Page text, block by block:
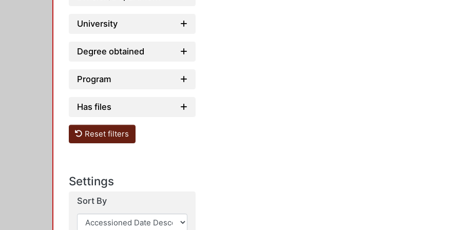
University
Degree obtained
Program
Has files
Reset filters
Settings
Sort By